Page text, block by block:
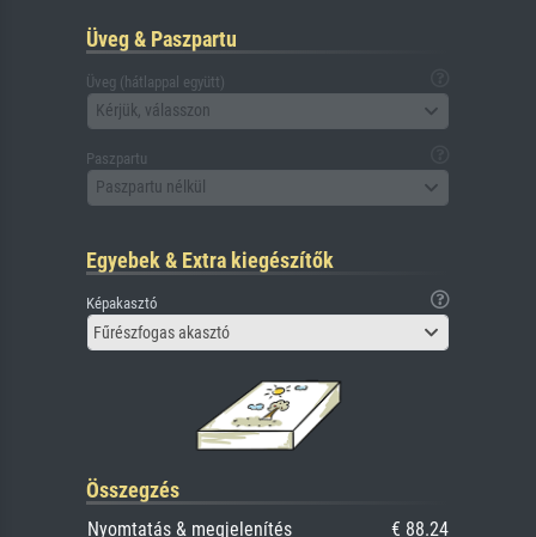
Üveg & Paszpartu
Üveg (hátlappal együtt)
Kérjük, válasszon
Paszpartu
Paszpartu nélkül
Egyebek & Extra kiegészítők
Képakasztó
Fűrészfogas akasztó
Összegzés
Nyomtatás & megjelenítés
€ 88.24